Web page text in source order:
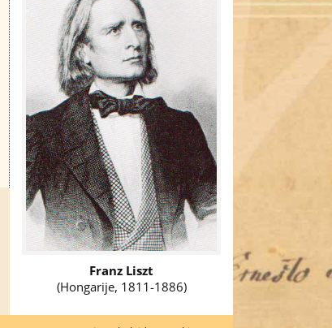
Franz Liszt
(Hongarije, 1811-1886)